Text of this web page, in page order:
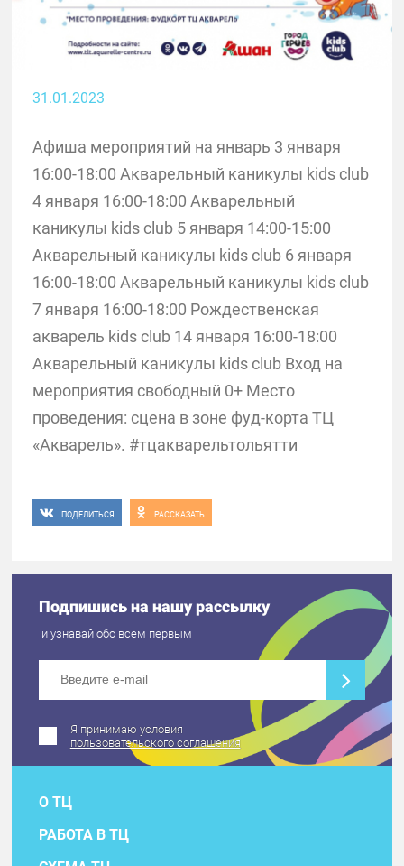
31.01.2023
Афиша мероприятий на январь 3 января
16:00-18:00 Акварельный каникулы kids club
4 января 16:00-18:00 Акварельный
каникулы kids club 5 января 14:00-15:00
Акварельный каникулы kids club 6 января
16:00-18:00 Акварельный каникулы kids club
7 января 16:00-18:00 Рождественская
акварель kids club 14 января 16:00-18:00
Акварельный каникулы kids club Вход на
мероприятия свободный 0+ Место
проведения: сцена в зоне фуд-корта ТЦ
«Акварель». #тцакварельтольятти
ПОДЕЛИТЬСЯ РАССКАЗАТЬ
Подпишись на нашу рассылку
и узнавай обо всем первым
Я принимаю условия
пользовательского соглашения
О ТЦ
РАБОТА В ТЦ